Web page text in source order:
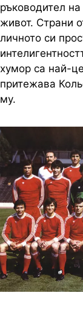
ръководител
живот. Страни
личното си
хумор са най-
притежава
му.